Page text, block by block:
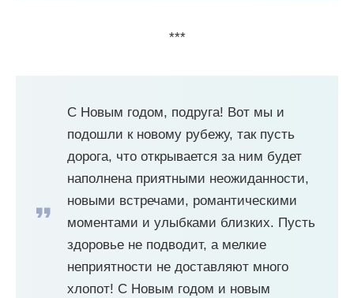
***
С Новым годом, подруга! Вот мы и
подошли к новому рубежу, так пусть
дорога, что открывается за ним будет
наполнена приятными неожиданности,
новыми встречами, романтическими
моментами и улыбками близких. Пусть
здоровье не подводит, а мелкие
неприятности не доставляют много
хлопот! С Новым годом и новым